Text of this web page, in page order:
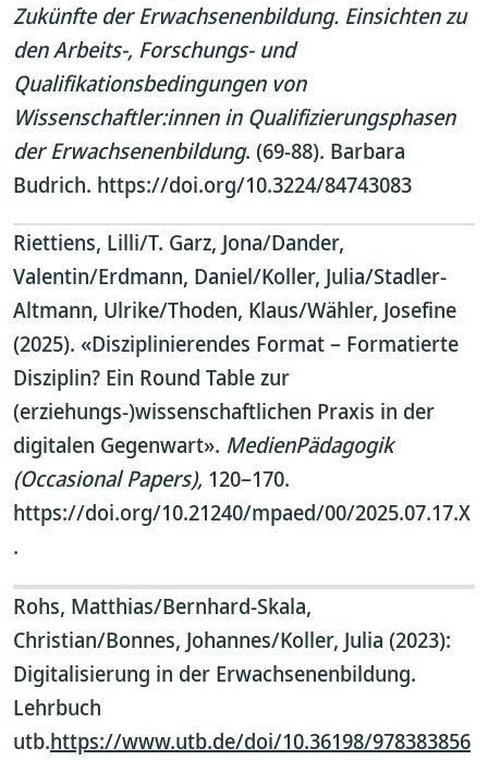
Zukünfte der Erwachsenenbildung. Einsichten zu
den Arbeits-, Forschungs- und
Qualifikationsbedingungen von
Wissenschaftler:innen in Qualifizierungsphasen
der Erwachsenenbildung. (69-88). Barbara
Budrich. https://doi.org/10.3224/84743083
Riettiens, Lilli/T. Garz, Jona/Dander,
Valentin/Erdmann, Daniel/Koller, Julia/Stadler-
Altmann, Ulrike/Thoden, Klaus/Wähler, Josefine
(2025). «Disziplinierendes Format – Formatierte
Disziplin? Ein Round Table zur
(erziehungs-)wissenschaftlichen Praxis in der
digitalen Gegenwart». MedienPädagogik
(Occasional Papers), 120–170.
https://doi.org/10.21240/mpaed/00/2025.07.17.X
.
Rohs, Matthias/Bernhard-Skala,
Christian/Bonnes, Johannes/Koller, Julia (2023):
Digitalisierung in der Erwachsenenbildung.
Lehrbuch
utb.https://www.utb.de/doi/10.36198/978383856